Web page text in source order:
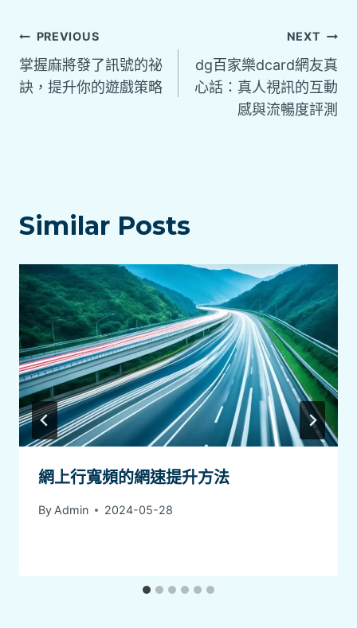
PREVIOUS
掌握麻將發了訊號的祕
訣，提升你的遊戲策略
NEXT
dg百家樂dcard網友真
心話：真人視訊的互動
感與流暢度評測
Similar Posts
網上行寬頻的網速提升方法
By Admin 2024-05-28